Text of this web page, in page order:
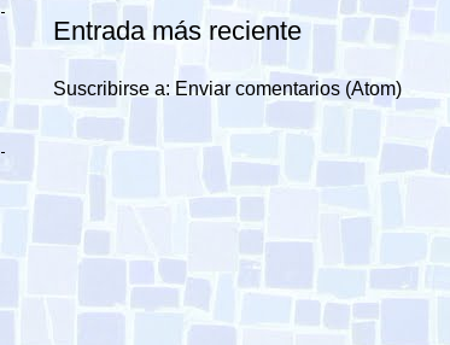
Entrada más reciente
Suscribirse a: Enviar comentarios (Atom)